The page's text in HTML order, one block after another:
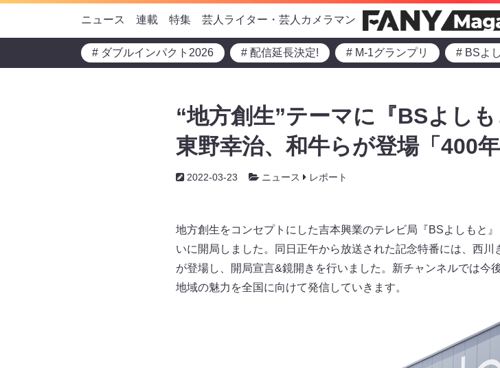
ニュース 連載 特集 芸人ライター・芸人カメラマン
# ダブルインパクト2026 # 配信延長決定! # M-1グランプリ # BSよ
“地方創生”テーマに『BSよし
東野幸治、和牛らが登場「400
2022-03-23 ニュース レポート
地方創生をコンセプトにした吉本興業のテレビ局『BSよしもと
いに開局しました。同日正午から放送された記念特番には、西
が登場し、開局宣言&鏡開きを行いました。新チャンネルでは今
地域の魅力を全国に向けて発信していきます。